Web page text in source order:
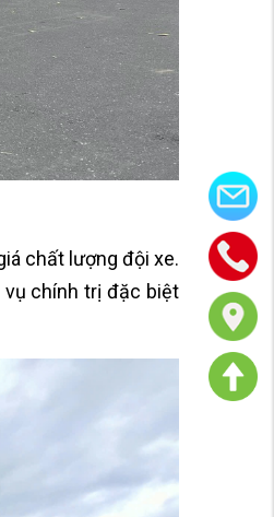
chất lượng đội xe.
vụ chính trị đặc biệt